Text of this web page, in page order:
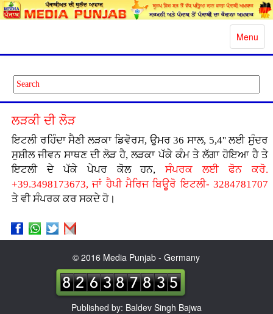
Toggle
Menu
ਲੜਕੀ ਦੀ ਲੋੜ
ਇਟਲੀ ਰਹਿੰਦਾ ਸੈਣੀ ਲੜਕਾ ਡਿਵੋਰਸ, ਉਮਰ 36 ਸਾਲ, 5,4'' ਲਈ ਸੁੰਦਰ
ਸੁਸ਼ੀਲ ਜੀਵਨ ਸਾਥਣ ਦੀ ਲੋੜ ਹੈ, ਲੜਕਾ ਪੱਕੇ ਕੰਮ ਤੇ ਲੱਗਾ ਹੋਇਆ ਹੈ ਤੇ
ਇਟਲੀ ਦੇ ਪੱਕੇ ਪੇਪਰ ਕੋਲ ਹਨ,ਸੰਪਰਕ ਲਈ ਫੋਨ ਕਰੋ.
+39.3498173673, ਜਾਂ ਹੈਪੀ ਮੈਰਿਜ ਬਿਊਰੋ ਇਟਲੀ- 3284781707
ਤੇ ਵੀ ਸੰਪਰਕ ਕਰ ਸਕਦੇ ਹੋ।
© 2016 Media Punjab - Germany
Published by: Baldev Singh Bajwa